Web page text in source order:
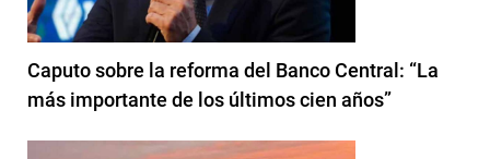
Caputo sobre la reforma del Banco Central: “La
más importante de los últimos cien años”